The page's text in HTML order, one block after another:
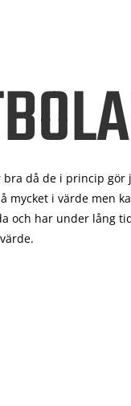
bra då de i princip gör
i värde men
och har under lång